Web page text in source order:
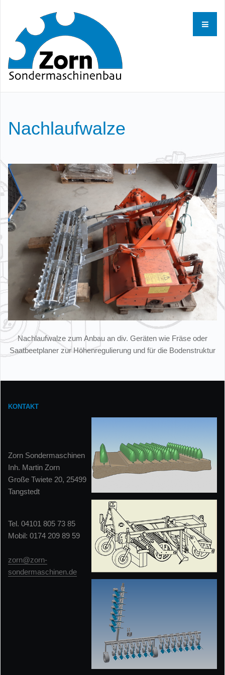
Nachlaufwalze
Nachlaufwalze zum Anbau an div. Geräten wie Fräse oder
Saatbeetplaner zur Höhenregulierung und für die Bodenstruktur
KONTAKT
Zorn Sondermaschinen
Inh. Martin Zorn
Große Twiete 20, 25499
Tangstedt
Tel. 04101 805 73 85
Mobil: 0174 209 89 59
zorn@zorn-
sondermaschinen.de